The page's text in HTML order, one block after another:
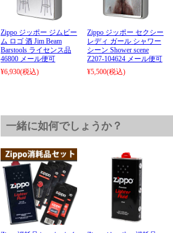
Zippo ジッポー ジムビー
ム ロゴ 酒 Jim Beam
Barstools ライセンス品
46800 メール便可
¥6,930(税込)
Zippo ジッポー セクシー
レディ ガール シャワー
シーン Shower scene
Z207-104624 メール便可
¥5,500(税込)
一緒に如何でしょうか？